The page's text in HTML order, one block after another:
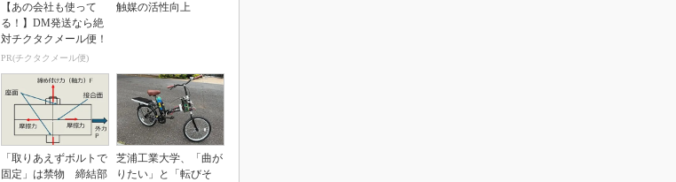
【あの会社も使って
る！】DM発送なら絶
対チクタクメール便！
PR(チクタクメール便)
触媒の活性向上
「取りあえずボルトで
固定」は禁物 締結部
芝浦工業大学、「曲が
りたい」と「転びそ